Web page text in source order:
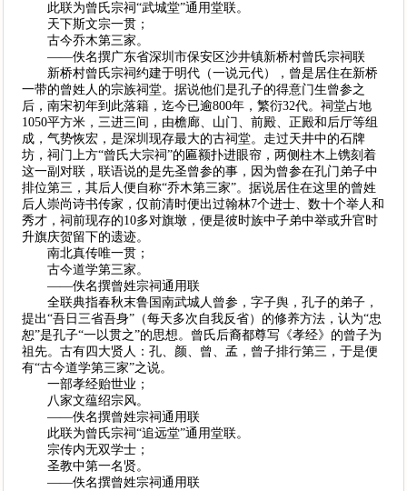
此联为曾氏宗祠“武城堂”通用堂联。
天下斯文宗一贯；
古今乔木第三家。
——佚名撰广东省深圳市保安区沙井镇新桥村曾氏宗祠联
新桥村曾氏宗祠约建于明代（一说元代），曾是居住在新桥
一带的曾姓人的宗族祠堂。据说他们是孔子的得意门生曾参之
后，南宋初年到此落籍，迄今已逾800年，繁衍32代。祠堂占地
1050平方米，三进三间，由檐廊、山门、前殿、正殿和后厅等组
成，气势恢宏，是深圳现存最大的古祠堂。走过天井中的石牌
坊，祠门上方“曾氏大宗祠”的匾额扑进眼帘，两侧柱木上镌刻着
这一副对联，联语说的是先圣曾参的事，因为曾参在孔门弟子中
排位第三，其后人便自称“乔木第三家”。据说居住在这里的曾姓
后人崇尚诗书传家，仅前清时便出过翰林7个进士、数十个举人和
秀才，祠前现存的10多对旗墩，便是彼时族中子弟中举或升官时
升旗庆贺留下的遗迹。
南北真传唯一贯；
古今道学第三家。
——佚名撰曾姓宗祠通用联
全联典指春秋末鲁国南武城人曾参，字子舆，孔子的弟子，
提出“吾日三省吾身”（每天多次自我反省）的修养方法，认为“忠
恕”是孔子“一以贯之”的思想。曾氏后裔都尊写《孝经》的曾子为
祖先。古有四大贤人：孔、颜、曾、孟，曾子排行第三，于是便
有“古今道学第三家”之说。
一部孝经贻世业；
八家文蕴绍宗风。
——佚名撰曾姓宗祠通用联
此联为曾氏宗祠“追远堂”通用堂联。
宗传内无双学士；
圣教中第一名贤。
——佚名撰曾姓宗祠通用联